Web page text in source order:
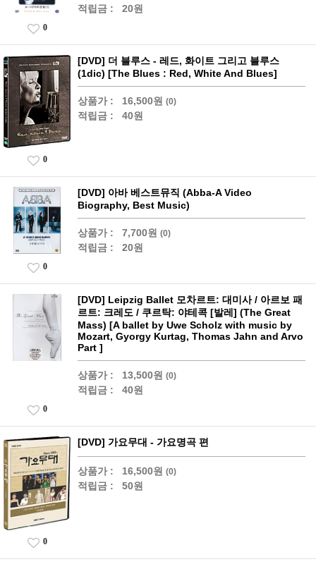
적립금 : 20원
0
[DVD] 더 블루스 - 레드, 화이트 그리고 블루스
(1dic) [The Blues : Red, White And Blues]
상품가 : 16,500원 (0)
적립금 : 40원
0
[DVD] 아바 베스트뮤직 (Abba-A Video
Biography, Best Music)
상품가 : 7,700원 (0)
적립금 : 20원
0
[DVD] Leipzig Ballet 모차르트: 대미사 / 아르보 패
르트: 크레도 / 쿠르탁: 야테콕 [발레] (The Great
Mass) [A ballet by Uwe Scholz with music by
Mozart, Gyorgy Kurtag, Thomas Jahn and Arvo
Part ]
상품가 : 13,500원 (0)
적립금 : 40원
0
[DVD] 가요무대 - 가요명곡 편
상품가 : 16,500원 (0)
적립금 : 50원
0